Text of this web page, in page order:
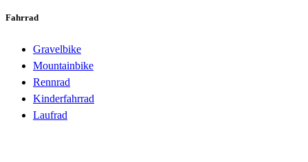
Fahrrad
Gravelbike
Mountainbike
Rennrad
Kinderfahrrad
Laufrad